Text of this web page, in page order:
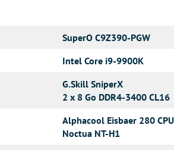
SuperO C9Z390-PGW
Intel Core i9-9900K
G.Skill SniperX
2 x 8 Go DDR4-3400 CL16
Alphacool Eisbaer 280 CPU
Noctua NT-H1